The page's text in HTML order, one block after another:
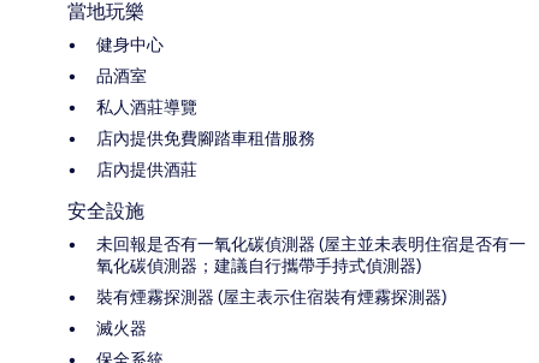
當地玩樂
健身中心
品酒室
私人酒莊導覽
店內提供免費腳踏車租借服務
店內提供酒莊
安全設施
未回報是否有一氧化碳偵測器 (屋主並未表明住宿是否有一
氧化碳偵測器；建議自行攜帶手持式偵測器)
裝有煙霧探測器 (屋主表示住宿裝有煙霧探測器)
滅火器